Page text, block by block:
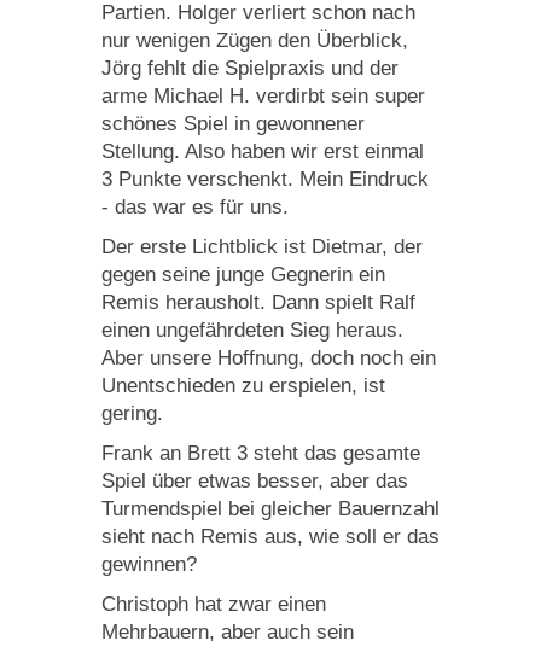
Partien. Holger verliert schon nach
nur wenigen Zügen den Überblick,
Jörg fehlt die Spielpraxis und der
arme Michael H. verdirbt sein super
schönes Spiel in gewonnener
Stellung. Also haben wir erst einmal
3 Punkte verschenkt. Mein Eindruck
- das war es für uns.
Der erste Lichtblick ist Dietmar, der
gegen seine junge Gegnerin ein
Remis herausholt. Dann spielt Ralf
einen ungefährdeten Sieg heraus.
Aber unsere Hoffnung, doch noch ein
Unentschieden zu erspielen, ist
gering.
Frank an Brett 3 steht das gesamte
Spiel über etwas besser, aber das
Turmendspiel bei gleicher Bauernzahl
sieht nach Remis aus, wie soll er das
gewinnen?
Christoph hat zwar einen
Mehrbauern, aber auch sein